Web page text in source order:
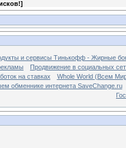
]
и сервисы Тинькофф - Жирные
Продвижение в социальных
на ставках
Whole World (Всем
обменнике интернета SaveChange.ru